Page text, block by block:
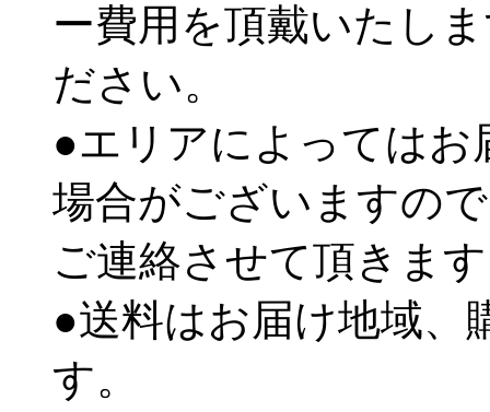
ー費用を頂戴いたし
ださい。
●エリアによってはお
場合がございますの
ご連絡させて頂きま
●送料はお届け地域、
す。